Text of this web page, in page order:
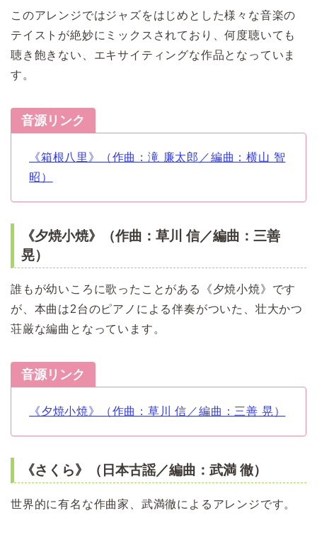
このアレンジではジャズをはじめとした様々な音楽の
テイストが絶妙にミックスされており、何度聴いても
聴き飽きない、エキサイティングな作品となっていま
す。
音源リンク
《箱根八里》（作曲：滝 廉太郎／編曲：横山 智
昭）
《夕焼小焼》（作曲：草川 信／編曲：三善
晃）
誰もが幼いころに歌ったことがある《夕焼小焼》です
が、本曲は2台のピアノによる伴奏がついた、壮大かつ
荘厳な編曲となっています。
音源リンク
《夕焼小焼》（作曲：草川 信／編曲：三善 晃）
《さくら》（日本古謡／編曲：武満 徹）
世界的に有名な作曲家、武満徹によるアレンジです。